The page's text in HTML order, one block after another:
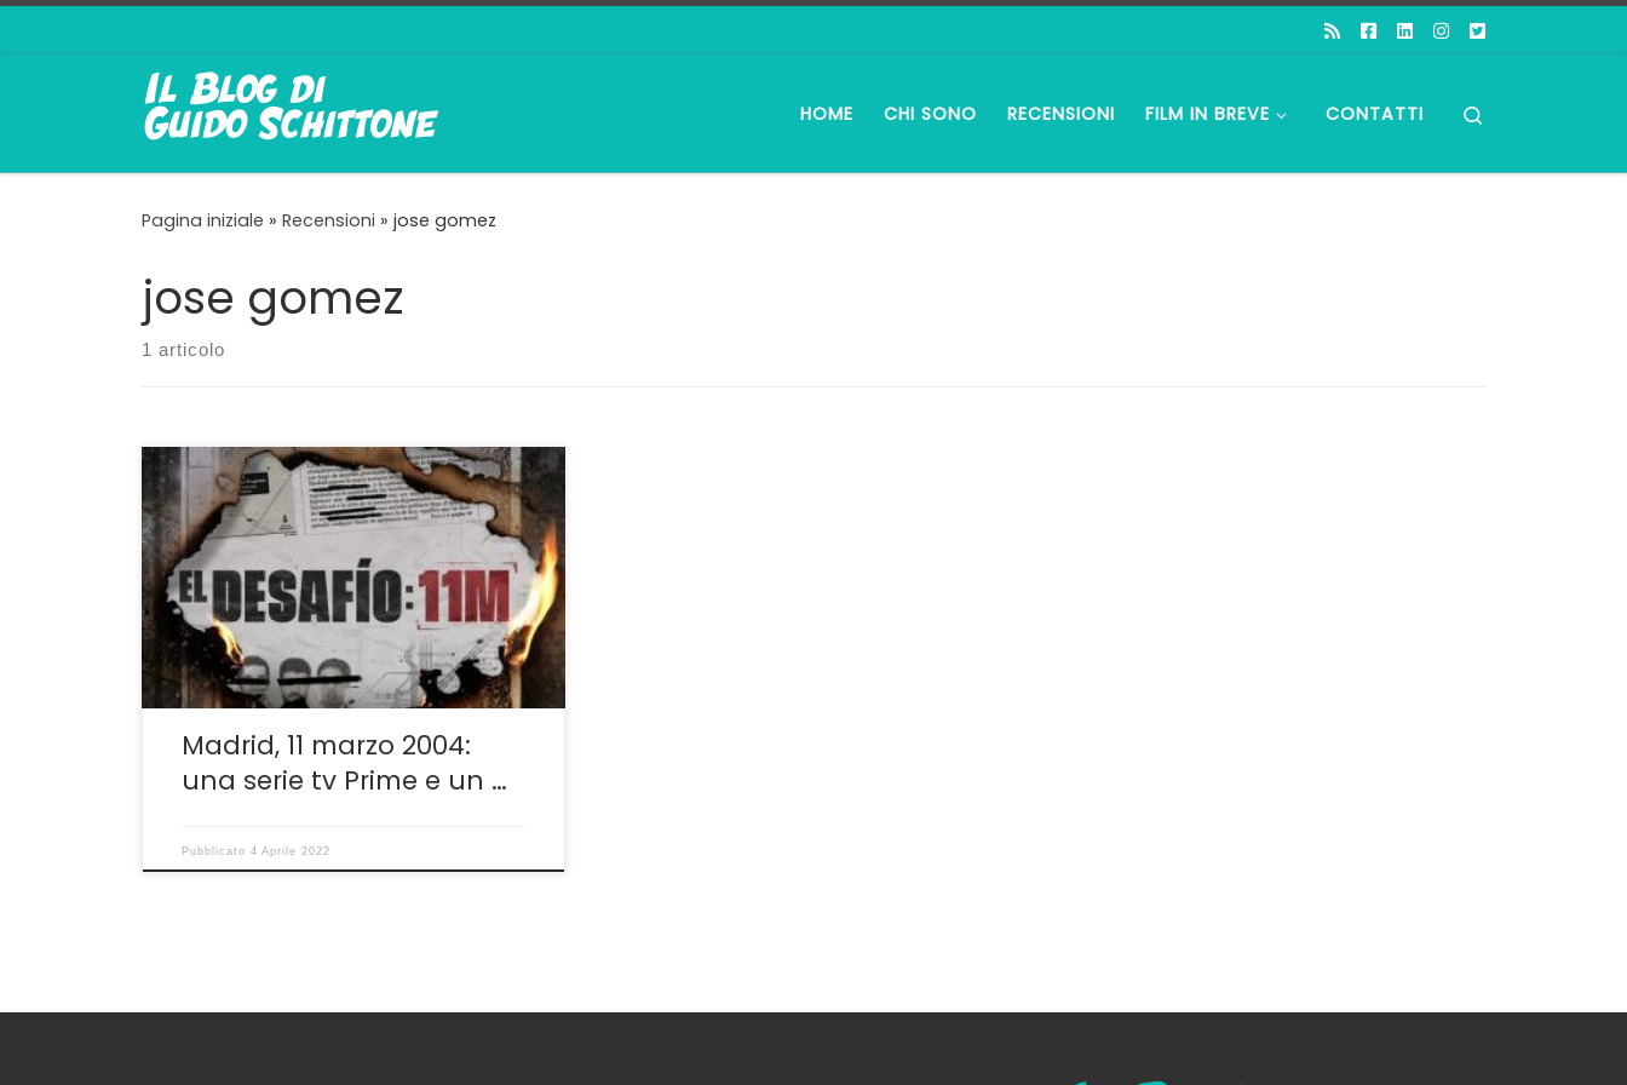
HOME CHI SONO RECENSIONI FILM IN BREVE CONTATTI
Pagina iniziale » Recensioni » jose gomez
jose gomez
1 articolo
Due inchieste ben realizzate L’11 Marzo 2004 a
Madrid quattro treni regionali esplosero in
quattro diverse stazioni della città
provocando 192 morti e oltre 2000 persone
gravemente lesionate. È una ferita ancora
non rimarginata in Spagna e in Europa che sia
Amazon Prime sia Netflix hanno voluto
ricordare attraverso una […]
Madrid, 11 marzo 2004:
una serie tv Prime e un …
Pubblicato4 Aprile 2022